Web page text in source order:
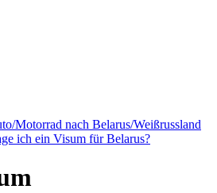
Motorrad nach Belarus/Weißrussland
ich ein Visum für Belarus?